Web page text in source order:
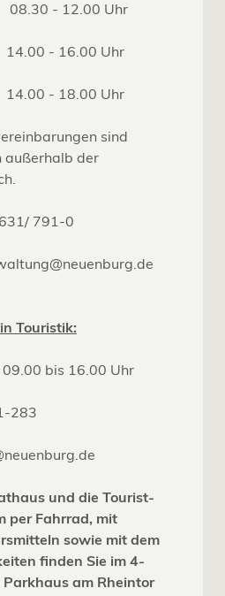
08.30 - 12.00 Uhr
16.00 Uhr
- 18.00 Uhr
sind
außerhalb der
791-0
Touristik:
09.00 bis 16.00 Uhr
283
und die Tourist-
per Fahrrad, mit
sowie mit dem
finden Sie im 4-
am Rheintor